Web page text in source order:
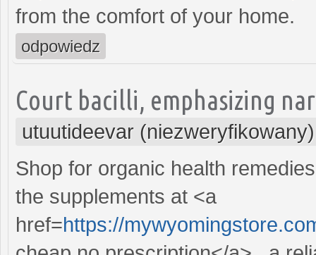
from the comfort of your home.
odpowiedz
Court bacilli, emphasizing
utuutideevar (niezweryfikowany)
Shop for organic health
the supplements at <a
href=https://